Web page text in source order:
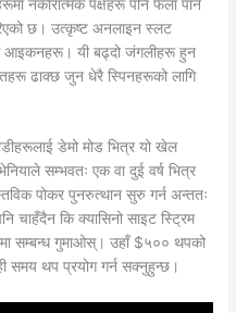
नकारात्मक पक्षहरू पनि फेला पार्न
छ। उत्कृष्ट अनलाइन स्लट
आइकनहरू। यी बढ्दो जंगलीहरू हुन
ढाक्छ जुन धेरै स्पिनहरूको लागि
डेमो मोड भित्र यो खेल
सम्भवतः एक वा दुई वर्ष भित्र
पोकर पुनरुत्थान सुरु गर्न अन्ततः
चाहँदैन कि क्यासिनो साइट स्ट्रिम
सम्बन्ध गुमाओस्। उहाँ $५०० थपको
समय थप प्रयोग गर्न सक्नुहुन्छ।